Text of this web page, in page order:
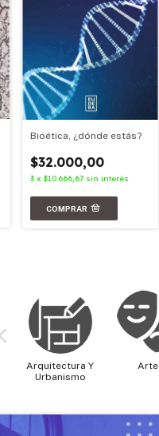
Bioética, ¿dónde estás?
$32.000,00
3 x $10.666,67 sin interés
Arquitectura Y
Urbanismo
Arte